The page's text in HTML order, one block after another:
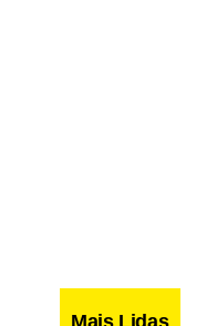
Mais Lidas